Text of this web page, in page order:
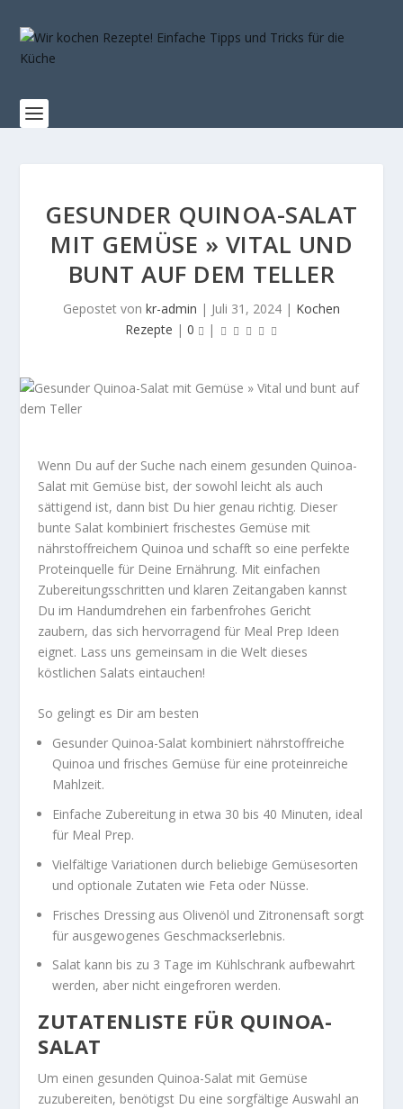
GESUNDER QUINOA-SALAT
MIT GEMÜSE » VITAL UND
BUNT AUF DEM TELLER
Gepostet von kr-admin | Juli 31, 2024 | Kochen
Rezepte | 0 |
Wenn Du auf der Suche nach einem gesunden Quinoa-
Salat mit Gemüse bist, der sowohl leicht als auch
sättigend ist, dann bist Du hier genau richtig. Dieser
bunte Salat kombiniert frischestes Gemüse mit
nährstoffreichem Quinoa und schafft so eine perfekte
Proteinquelle für Deine Ernährung. Mit einfachen
Zubereitungsschritten und klaren Zeitangaben kannst
Du im Handumdrehen einfarbenfrohes Gericht
zaubern, das sich hervorragend für Meal Prep Ideen
eignet. Lass uns gemeinsam in die Welt dieses
köstlichen Salats eintauchen!
So gelingt es Dir am besten
Gesunder Quinoa-Salat kombiniert nährstoffreiche
Quinoa und frisches Gemüse für eine proteinreiche
Mahlzeit.
Einfache Zubereitung in etwa 30 bis 40 Minuten, ideal
für Meal Prep.
Vielfältige Variationen durch beliebige Gemüsesorten
und optionale Zutaten wie Feta oder Nüsse.
Frisches Dressing aus Olivenöl und Zitronensaft sorgt
für ausgewogenes Geschmackserlebnis.
Salat kann bis zu 3 Tage im Kühlschrank aufbewahrt
werden, aber nicht eingefroren werden.
ZUTATENLISTE FÜR QUINOA-
SALAT
Um einen gesunden Quinoa-Salat mit Gemüse
zuzubereiten, benötigst Du eine sorgfältige Auswahl an